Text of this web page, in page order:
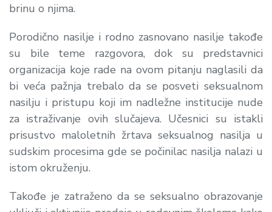
brinu o njima.
Porodično nasilje i rodno zasnovano nasilje takođe
su bile teme razgovora, dok su predstavnici
organizacija koje rade na ovom pitanju naglasili da
bi veća pažnja trebalo da se posveti seksualnom
nasilju i pristupu koji im nadležne institucije nude
za istraživanje ovih slučajeva. Učesnici su istakli
prisustvo maloletnih žrtava seksualnog nasilja u
sudskim procesima gde se počinilac nasilja nalazi u
istom okruženju.
Takođe je zatraženo da se seksualno obrazovanje